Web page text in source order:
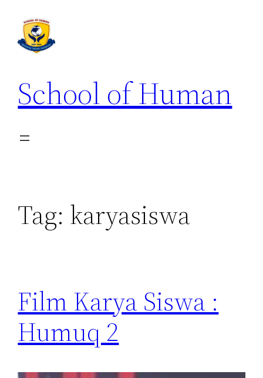
School of Human
Tag: karyasiswa
Film Karya Siswa :
Humuq 2